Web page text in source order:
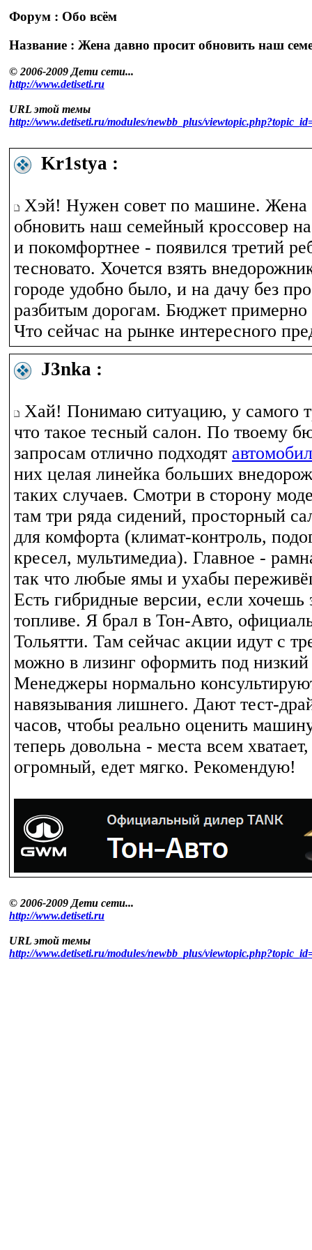
Форум : Обо всём
Название : Жена давно просит обновить наш
© 2006-2009 Дети сети...
http://www.detiseti.ru
URL этой темы
http://www.detiseti.ru/modules/newbb_plus/
Kr1stya :
Хэй! Нужен совет по машине. Жена
обновить наш семейный кроссовер
и покомфортнее - появился третий
тесновато. Хочется взять
городе удобно было, и на дачу без
разбитым дорогам. Бюджет
Что сейчас на рынке интересного
J3nka :
Хай! Понимаю ситуацию, у самого
что такое тесный салон. По твоему
запросам отлично подходят
них целая линейка больших
таких случаев. Смотри в сторону
там три ряда сидений, просторный
для комфорта (климат-контроль,
кресел, мультимедиа). Главное -
так что любые ямы и ухабы
Есть гибридные версии, если хочешь
топливе. Я брал в Тон-Авто,
Тольятти. Там сейчас акции идут с
можно в лизинг оформить под низкий
Менеджеры нормально
навязывания лишнего. Дают тест-
часов, чтобы реально оценить
теперь довольна - места всем
огромный, едет мягко. Рекомендую!
© 2006-2009 Дети сети...
http://www.detiseti.ru
URL этой темы
http://www.detiseti.ru/modules/newbb_plus/